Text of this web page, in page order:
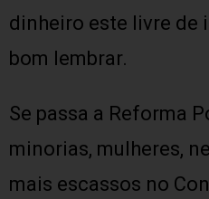
dinheiro este livre de
bom lembrar.
Se passa a Reforma
minorias, mulheres,
mais escassos no